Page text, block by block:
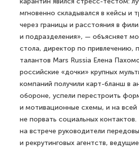
мгновенно складывался в кейсы и
через границы и расстояния в
и подразделения», — объясняет
стола, директор по привлечению,
талантов Mars Russia Елена
российские «дочки» крупных
компаний получили карт-бланш в
обороне, успели перестроить
и мотивационные схемы, и на всей
не порвать социальных
на встрече руководители
и рекрутинговых агентств,